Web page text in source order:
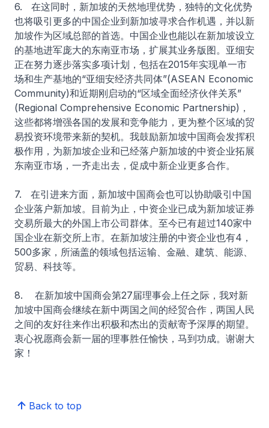
6. 在这同时，新加坡的天然地理优势，独特的文化优势
也将吸引更多的中国企业到新加坡寻求合作机遇，并以新
加坡作为区域总部的首选。中国企业也能以在新加坡设立
的基地进军庞大的东南亚市场，扩展其业务版图。亚细安
正在努力逐步落实多项计划，包括在2015年实现单一市
场和生产基地的“亚细安经济共同体”(ASEAN Economic
Community)和近期刚启动的“区域全面经济伙伴关系”
(Regional Comprehensive Economic Partnership)，
这些都将增强各国的发展和竞争能力，更为整个区域的贸
易投资环境带来新的契机。我鼓励新加坡中国商会发挥积
极作用，为新加坡企业和已经落户新加坡的中资企业拓展
东南亚市场，一齐走出去，促成中新企业更多合作。
7. 在引进来方面，新加坡中国商会也可以协助吸引中国
企业落户新加坡。目前为止，中资企业已成为新加坡证券
交易所最大的外国上市公司群体。至今已有超过140家中
国企业在新交所上市。在新加坡注册的中资企业也有4，
500多家，所涵盖的领域包括运输、金融、建筑、能源、
贸易、科技等。
8. 在新加坡中国商会第27届理事会上任之际，我对新
加坡中国商会继续在新中两国之间的经贸合作，两国人民
之间的友好往来作出积极和杰出的贡献寄予深厚的期望。
衷心祝愿商会新一届的理事胜任愉快，马到功成。谢谢大
家！
Back to top